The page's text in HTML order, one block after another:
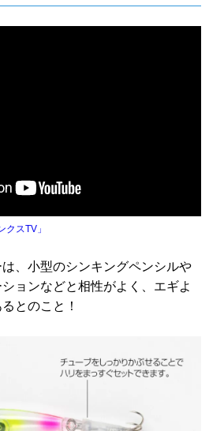
スTV」
、小型のシンキングペンシルや
ョンなどと相性がよく、エギよ
とのこと！